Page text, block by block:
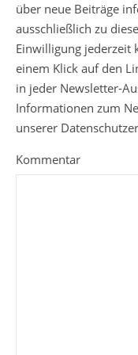
über neue Beiträge
ausschließlich zu
Einwilligung jederzeit
einem Klick auf den
in jeder Newsletter-
Informationen zum
unserer
Kommentar